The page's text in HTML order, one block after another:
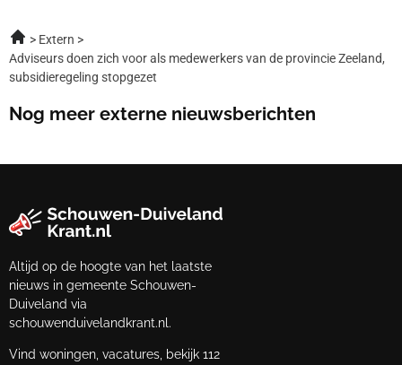
Extern
Adviseurs doen zich voor als medewerkers van de provincie Zeeland,
subsidieregeling stopgezet
Nog meer externe nieuwsberichten
Altijd op de hoogte van het laatste
nieuws in gemeente Schouwen-
Duiveland via
schouwenduivelandkrant.nl.
Vind woningen, vacatures, bekijk 112